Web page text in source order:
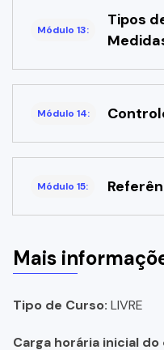
Módulo 13:
Tipos
Módulo 14:
Módulo 15:
Mais
Tipo de Curso: LIVRE
Carga horária inicial do